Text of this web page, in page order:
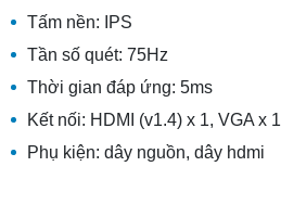
Tấm nền: IPS
Tần số quét: 75Hz
Thời gian đáp ứng: 5ms
Kết nối: HDMI (v1.4) x 1, VGA x 1
Phụ kiện: dây nguồn, dây hdmi